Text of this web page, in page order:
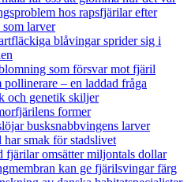
hos rapsfjärilar efter
som larver
blåvingar sprider sig i
som försvar mot fjäril
pollinerare – en laddad fråga
och genetik skiljer
former
busksnabbvingens larver
smak för stadslivet
fjärilar omsätter miljontals dollar
kan ge fjärilsvingar färg